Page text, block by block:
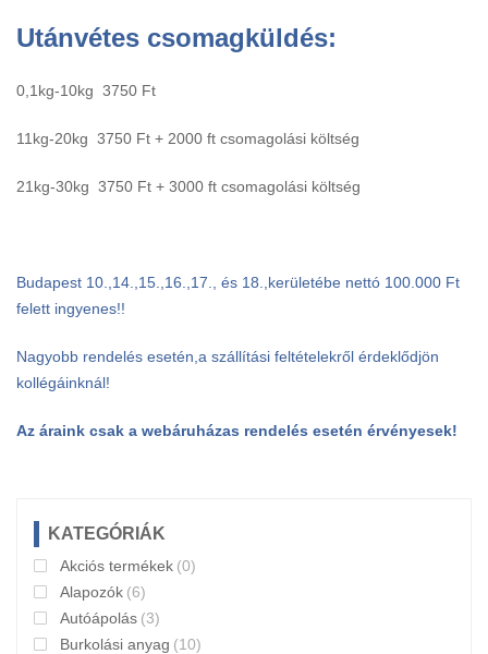
Utánvétes csomagküldés:
0,1kg-10kg 3750 Ft
11kg-20kg 3750 Ft + 2000 ft csomagolási költség
21kg-30kg 3750 Ft + 3000 ft csomagolási költség
Budapest 10.,14.,15.,16.,17., és 18.,kerületébe nettó 100.000 Ft
felett ingyenes!!
Nagyobb rendelés esetén,a szállítási feltételekről érdeklődjön
kollégáinknál!
Az áraink csak a webáruházas rendelés esetén érvényesek!
KATEGÓRIÁK
Akciós termékek (0)
Alapozók (6)
Autóápolás (3)
Burkolási anyag (10)